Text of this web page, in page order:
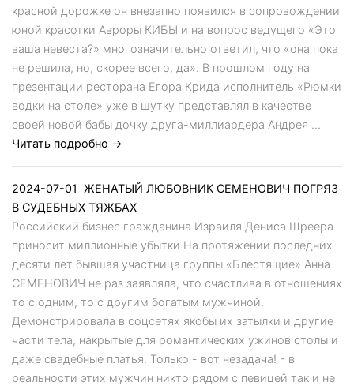
красной дорожке он внезапно появился в сопровождении
юной красотки Авроры КИБЫ и на вопрос ведущего «Это
ваша невеста?» многозначительно ответил, что «она пока
не решила, но, скорее всего, да». В прошлом году на
презентации ресторана Егора Крида исполнитель «Рюмки
водки на столе» уже в шутку представлял в качестве
своей новой бабы дочку друга-миллиардера Андрея ...
Читать подробно →
2024-07-01
ЖЕНАТЫЙ ЛЮБОВНИК СЕМЕНОВИЧ ПОГРЯЗ
В СУДЕБНЫХ ТЯЖБАХ
Российский бизнес гражданина Израиля Дениса Шреера
приносит миллионные убытки На протяжении последних
десяти лет бывшая участница группы «Блестящие» Анна
СЕМЕНОВИЧ не раз заявляла, что счастлива в отношениях
то с одним, то с другим богатым мужчиной.
Демонстрировала в соцсетях якобы их затылки и другие
части тела, накрытые для романтических ужинов столы и
даже свадебные платья. Только - вот незадача! - в
реальности этих мужчин никто рядом с певицей так и не